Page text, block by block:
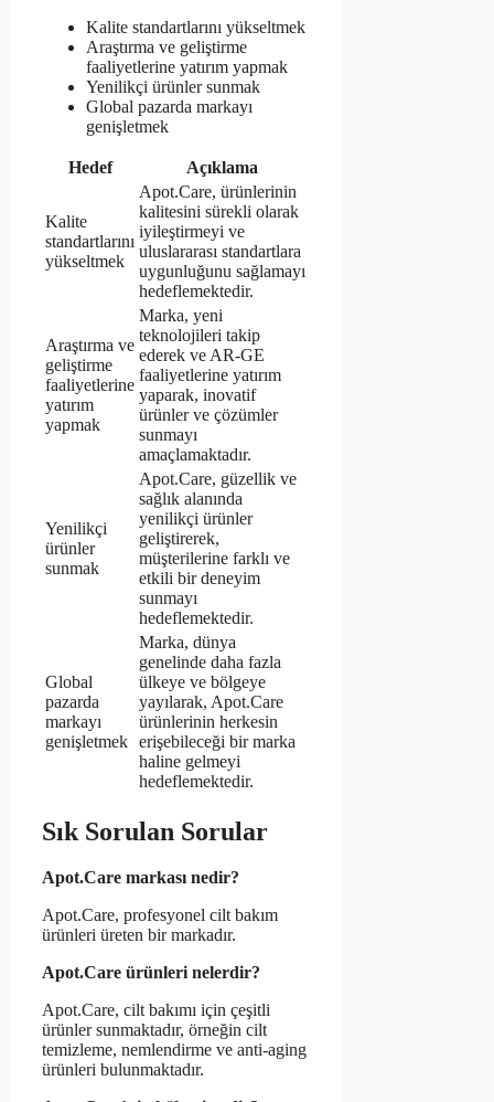
Kalite standartlarını yükseltmek
Araştırma ve geliştirme
faaliyetlerine yatırım yapmak
Yenilikçi ürünler sunmak
Global pazarda markayı
genişletmek
Hedef Açıklama
Kalite
standartlarını
yükseltmek
Apot.Care, ürünlerinin
kalitesini sürekli olarak
iyileştirmeyi ve
uluslararası standartlara
uygunluğunu sağlamayı
hedeflemektedir.
Araştırma ve
geliştirme
faaliyetlerine
yatırım
yapmak
Marka, yeni
teknolojileri takip
ederek ve AR-GE
faaliyetlerine yatırım
yaparak, inovatif
ürünler ve çözümler
sunmayı
amaçlamaktadır.
Yenilikçi
ürünler
sunmak
Apot.Care, güzellik ve
sağlık alanında
yenilikçi ürünler
geliştirerek,
müşterilerine farklı ve
etkili bir deneyim
sunmayı
hedeflemektedir.
Global
pazarda
markayı
genişletmek
Marka, dünya
genelinde daha fazla
ülkeye ve bölgeye
yayılarak, Apot.Care
ürünlerinin herkesin
erişebileceği bir marka
haline gelmeyi
hedeflemektedir.
Sık Sorulan Sorular
Apot.Care markası nedir?
Apot.Care, profesyonel cilt bakım
ürünleri üreten bir markadır.
Apot.Care ürünleri nelerdir?
Apot.Care, cilt bakımı için çeşitli
ürünler sunmaktadır, örneğin cilt
temizleme, nemlendirme ve anti-aging
ürünleri bulunmaktadır.